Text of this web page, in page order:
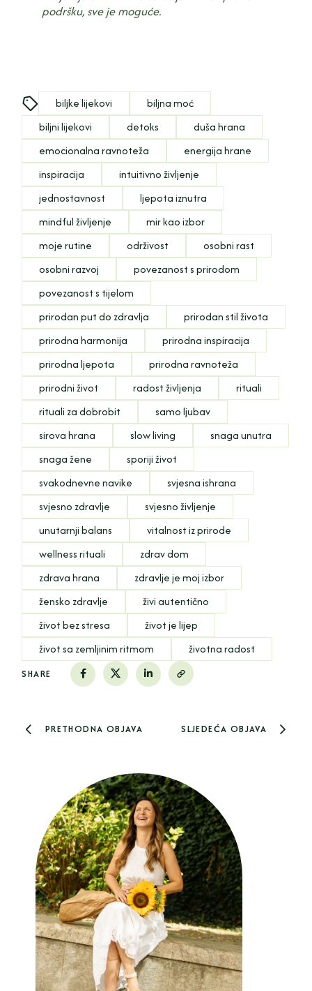
podršku, sve je moguće.
biljke lijekovi
biljna moć
biljni lijekovi
detoks
duša hrana
emocionalna ravnoteža
energija hrane
inspiracija
intuitivno življenje
jednostavnost
ljepota iznutra
mindful življenje
mir kao izbor
moje rutine
održivost
osobni rast
osobni razvoj
povezanost s prirodom
povezanost s tijelom
prirodan put do zdravlja
prirodan stil života
prirodna harmonija
prirodna inspiracija
prirodna ljepota
prirodna ravnoteža
prirodni život
radost življenja
rituali
rituali za dobrobit
samo ljubav
sirova hrana
slow living
snaga unutra
snaga žene
sporiji život
svakodnevne navike
svjesna ishrana
svjesno zdravlje
svjesno življenje
unutarnji balans
vitalnost iz prirode
wellness rituali
zdrav dom
zdrava hrana
zdravlje je moj izbor
žensko zdravlje
živi autentično
život bez stresa
život je lijep
život sa zemljinim ritmom
životna radost
SHARE
PRETHODNA OBJAVA SLJEDEĆA OBJAVA